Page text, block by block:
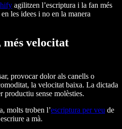
agilitzen l’escriptura i la fan més
les idees i no en la manera
més velocitat
provocar dolor als canells o
la velocitat baixa. La dictada
productiu sense molèsties.
molts troben l’escriptura per veu de
a mà.